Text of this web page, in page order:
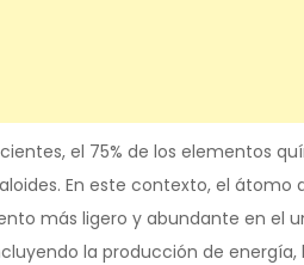
el 75% de los elementos
En este contexto, el
más ligero y abundante en el
la producción de